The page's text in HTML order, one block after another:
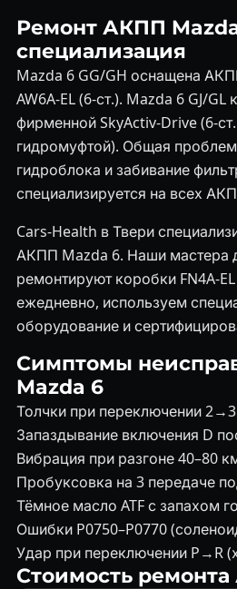
Ремонт АКПП
специализация
Mazda 6 GG/GH оснащена
AW6A-EL (6-ст.). Mazda 6 GJ/GL
фирменной SkyActiv-Drive (6-
гидромуфтой). Общая
гидроблока и забивание
специализируется на всех
Cars-Health в Твери
АКПП Mazda 6. Наши мастера
ремонтируют коробки FN4A-EL
ежедневно, используем
оборудование и
Симптомы
Mazda 6
Толчки при переключении 2→3
Запаздывание включения D
Вибрация при разгоне 40–80
Пробуксовка на 3 передаче
Тёмное масло ATF с запахом
Ошибки P0750–P0770
Удар при переключении P→R
Стоимость